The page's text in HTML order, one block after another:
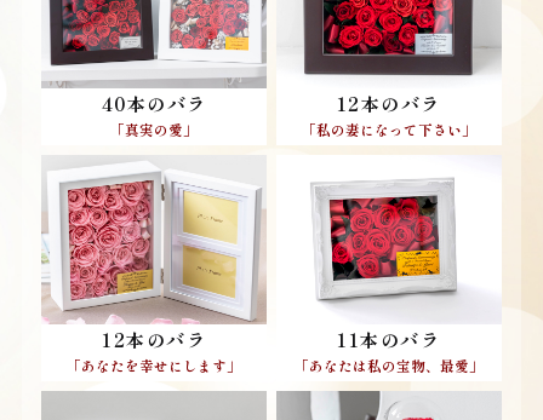
40本のバラ
「真実の愛」
12本のバラ
「私の妻になって下さい」
12本のバラ
「あなたを幸せにします」
11本のバラ
「あなたは私の宝物、最愛」